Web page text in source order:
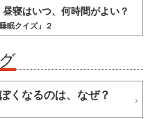
寝はいつ、何時間がよい？
眠クイズ」２
くなるのは、なぜ？